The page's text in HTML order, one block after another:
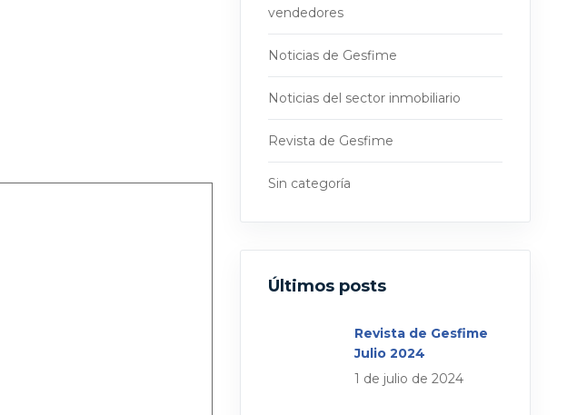
vendedores
Noticias de Gesfime
Noticias del sector inmobiliario
Revista de Gesfime
Sin categoría
Últimos posts
Revista de Gesfime
Julio 2024
1 de julio de 2024